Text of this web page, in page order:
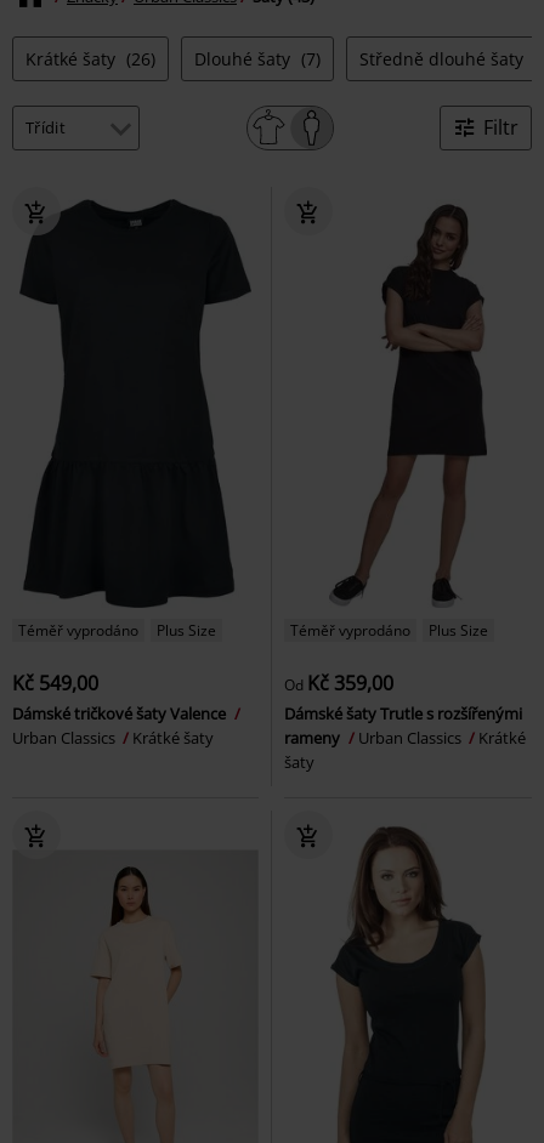
Krátké šaty (26) Dlouhé šaty (7) Středně dlouhé šaty
Filtr
Téměř vyprodáno Plus Size
Kč 549,00
Dámské tričkové šaty Valence
Urban Classics
Krátké šaty
Téměř vyprodáno Plus Size
Od Kč 359,00
Dámské šaty Trutle s rozšířenými
rameny
Urban Classics
Krátké
šaty